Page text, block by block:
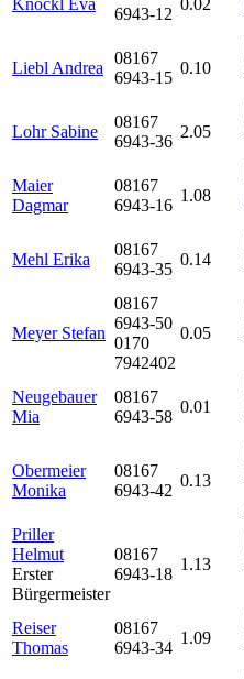
Knöckl Eva
6943-12
0.02
Liebl Andrea
08167
6943-15
0.10
Lohr Sabine
08167
6943-36
2.05
Maier
Dagmar
08167
6943-16
1.08
Mehl Erika
08167
6943-35
0.14
Meyer Stefan
08167
6943-50
0170
7942402
0.05
Neugebauer
Mia
08167
6943-58
0.01
Obermeier
Monika
08167
6943-42
0.13
Priller
Helmut
Erster
Bürgermeister
08167
6943-18
1.13
Reiser
Thomas
08167
6943-34
1.09